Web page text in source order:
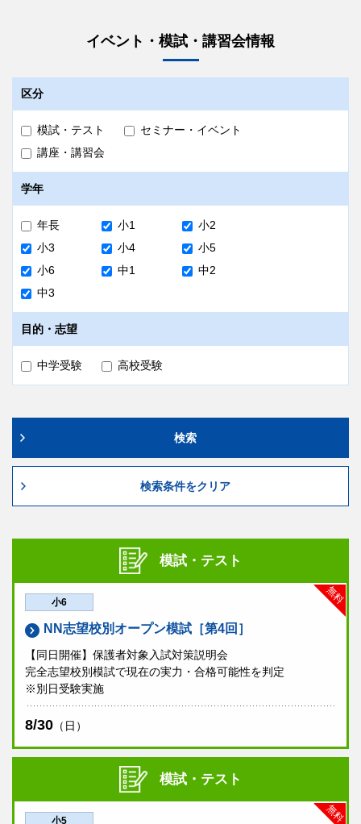
イベント・模試・講習会情報
区分
模試・テスト
セミナー・イベント
講座・講習会
学年
年長 小1
小2
小3
小4
小5
小6
中1
中2
中3
目的・志望
中学受験 高校受験
検索
検索条件をクリア
模試・テスト
無料
小6
NN志望校別オープン模試［第4回］
【同日開催】保護者対象入試対策説明会
完全志望校別模試で現在の実力・合格可能性を判定
※別日受験実施
8/30 （日）
模試・テスト
無料
小5